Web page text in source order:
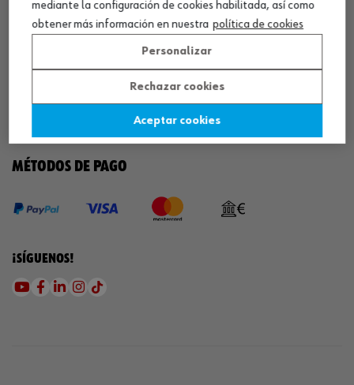
¡DESCARGA NUESTRA APP!
MÉTODOS DE PAGO
¡SÍGUENOS!
mediante la configuración de cookies habilitada, así como
obtener más información en nuestra política de cookies
Personalizar
Rechazar cookies
Aceptar cookies